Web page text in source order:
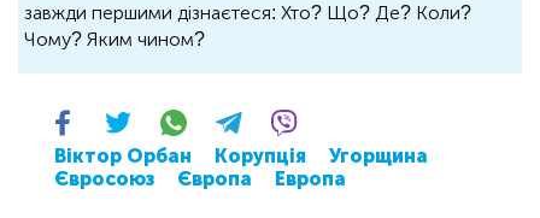
завжди першими дізнаєтеся: Хто? Що? Де? Коли?
Чому? Яким чином?
Віктор Орбан Корупція
Угорщина
Євросоюз
Європа Европа